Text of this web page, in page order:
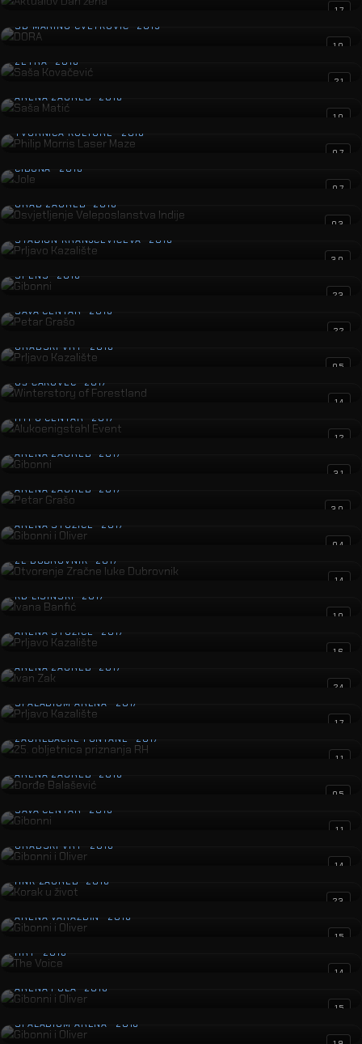
17
DORA
SD MARINO CVETKOVIĆ · 2019
10
Saša Kovačević
ZETRA · 2018
21
Saša Matić
ARENA ZAGREB · 2018
10
Philip Morris Laser Maze
TVORNICA KULTURE · 2018
07
Jole
CIBONA · 2018
07
Osvjetljenje Veleposlanstva Indije
GRAD ZAGREB · 2018
03
Prljavo Kazalište
STADION KRANJČEVIĆEVA · 2018
30
Gibonni
SPENS · 2018
23
Petar Grašo
SAVA CENTAR · 2018
22
Prljavo Kazalište
GRADSKI VRT · 2018
05
Winterstory of Forestland
GŠ ČAKOVEC · 2017
14
Alukoenigstahl Event
HYPO CENTAR · 2017
12
Gibonni
ARENA ZAGREB · 2017
31
Petar Grašo
ARENA ZAGREB · 2017
30
Gibonni i Oliver
ARENA STOŽICE · 2017
04
Otvorenje Zračne luke Dubrovnik
ZL DUBROVNIK · 2017
14
Ivana Banfić
KD LISINSKI · 2017
10
Prljavo Kazalište
ARENA STOŽICE · 2017
16
Ivan Zak
ARENA ZAGREB · 2017
24
Prljavo Kazalište
SPALADIUM ARENA · 2017
17
25. obljetnica priznanja RH
ZAGREBAČKE FONTANE · 2017
11
Đorđe Balašević
ARENA ZAGREB · 2016
05
Gibonni
SAVA CENTAR · 2016
11
Gibonni i Oliver
GRADSKI VRT · 2016
14
Korak u život
HNK ZAGREB · 2016
23
Gibonni i Oliver
ARENA VARAŽDIN · 2016
15
The Voice
HRT · 2016
14
Gibonni i Oliver
ARENA PULA · 2016
15
Gibonni i Oliver
SPALADIUM ARENA · 2016